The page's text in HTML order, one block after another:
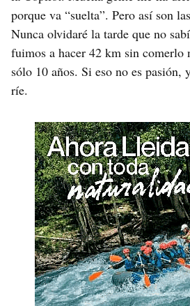
porque va “suelta”. Pero así son
Nunca olvidaré la tarde que no
fuimos a hacer 42 km sin
sólo 10 años. Si eso no es pasión,
ríe.